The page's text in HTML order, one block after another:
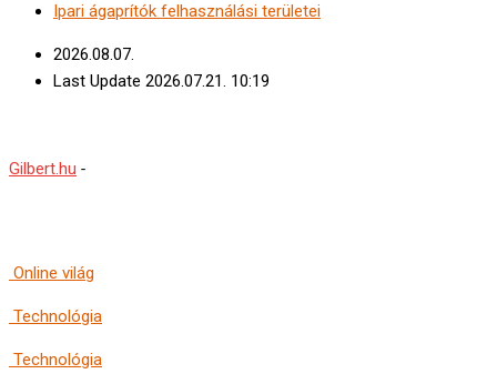
Ipari ágaprítók felhasználási területei
2026.08.07.
Last Update 2026.07.21. 10:19
Gilbert.hu -
Online világ
Technológia
Technológia